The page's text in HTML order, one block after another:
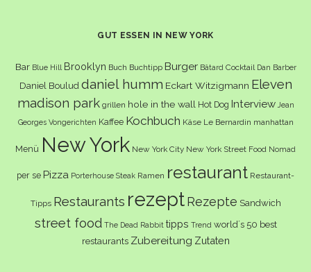
GUT ESSEN IN NEW YORK
Bar Blue Hill Brooklyn Buch Buchtipp Burger Bâtard Cocktail Dan Barber
Daniel Boulud daniel humm Eckart Witzigmann Eleven
madison park grillen hole in the wall Hot Dog Interview Jean
Georges Vongerichten Kaffee Kochbuch Käse Le Bernardin manhattan
Menü New York New York City New York Street Food Nomad
per se Pizza Porterhouse Steak Ramen restaurant Restaurant-
Tipps Restaurants rezept Rezepte Sandwich
street food The Dead Rabbit tipps Trend world´s 50 best
restaurants Zubereitung Zutaten